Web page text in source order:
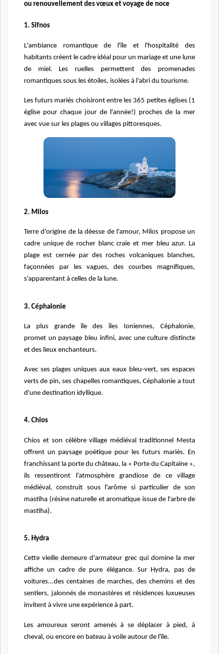
ou renouvellement des vœux et voyage de noce
1. Sifnos
L'ambiance romantique de l'île et l'hospitalité des
habitants créent le cadre idéal pour un mariage et une lune
de miel. Les ruelles permettent des promenades
romantiques sous les étoiles, isolées à l'abri du tourisme.
Les futurs mariés choisiront entre les 365 petites églises (1
église pour chaque jour de l'année!) proches de la mer
avec vue sur les plages ou villages pittoresques.
2. Milos
Terre d'origine de la déesse de l'amour, Milos propose un
cadre unique de rocher blanc craie et mer bleu azur. La
plage est cernée par des roches volcaniques blanches,
façonnées par les vagues, des courbes magnifiques,
s'apparentant à celles de la lune.
3. Céphalonie
La plus grande île des îles Ioniennes, Céphalonie,
promet un paysage bleu infini, avec une culture distincte
et des lieux enchanteurs.
Avec ses plages uniques aux eaux bleu-vert, ses espaces
verts de pin, ses chapelles romantiques, Céphalonie a tout
d'une destination idyllique.
4. Chios
Chios et son célèbre village médiéval traditionnel Mesta
offrent un paysage poétique pour les futurs mariés. En
franchissant la porte du château, la « Porte du Capitaine »,
ils ressentiront l'atmosphère grandiose de ce village
médiéval, construit sous l'arôme si particulier de son
mastiha (résine naturelle et aromatique issue de l'arbre de
mastiha).
5. Hydra
Cette vieille demeure d'armateur grec qui domine la mer
affiche un cadre de pure élégance. Sur Hydra, pas de
voitures...des centaines de marches, des chemins et des
sentiers, jalonnés de monastères et résidences luxueuses
invitent à vivre une expérience à part.
Les amoureux seront amenés à se déplacer à pied, à
cheval, ou encore en bateau à voile autour de l'île.